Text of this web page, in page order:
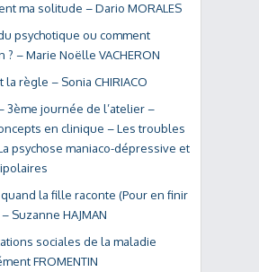
ma solitude – Dario MORALES
psychotique ou comment
– Marie Noëlle VACHERON
la règle – Sonia CHIRIACO
3ème journée de l’atelier –
en clinique – Les troubles
psychose maniaco-dépressive et
la fille raconte (Pour en finir
Suzanne HAJMAN
sociales de la maladie
FROMENTIN